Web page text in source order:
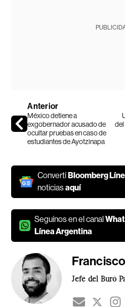
Anterior
México detiene a
exgobernador acusado de
ocultar pruebas en caso de
estudiantes de Ayotzinapa
del
ConvertíBloomberg
noticiasaquí
Seguínos en el canal
Línea Argentina
Jefé del Buró